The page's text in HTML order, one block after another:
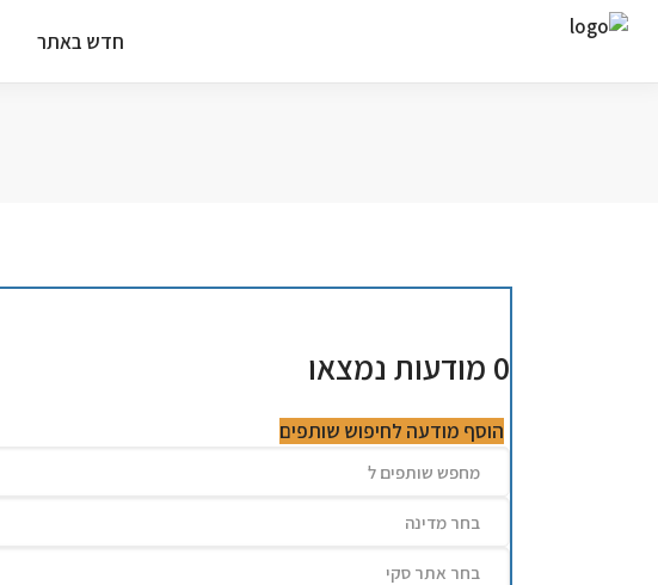
חדש באתר
0 מודעות נמצאו
הוסף מודעה לחיפוש שותפים